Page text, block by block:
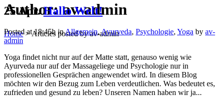
Author: av-admin
Home>Articles posted by av-admin
25 Apr. Hallo Welt!
Posted at 18:45h inAllgemein,Ayurveda, Psychologie, Yoga by av-
admin
Yoga findet nicht nur auf der Matte statt, genauso wenig wie
Ayurveda nur auf der Massageliege und Psychologie nur in
professionellen Gesprächen angewendet wird. In diesem Blog
möchten wir den Bezug zum Leben verdeutlichen. Was bedeutet es,
zufrieden und gesund zu leben? Unseren Namen haben wir ja...